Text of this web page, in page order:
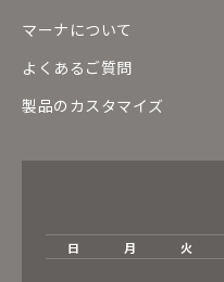
マーナについて
よくあるご質問
製品のカスタマイズ
日 月 火